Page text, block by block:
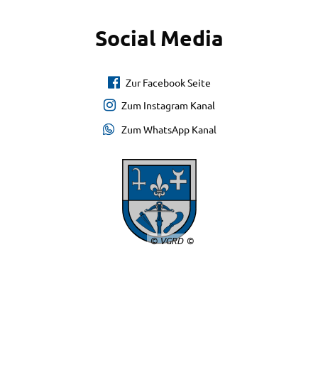
Social Media
Zur Facebook Seite
Zum Instagram Kanal
Zum WhatsApp Kanal
© VGRD